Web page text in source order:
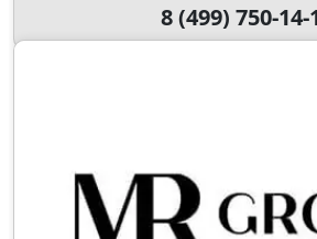
8 (499) 750-14-